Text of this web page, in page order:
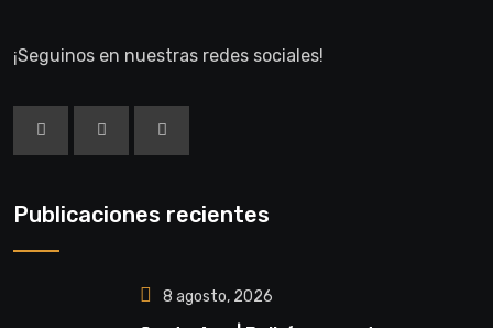
¡Seguinos en nuestras redes sociales!
Publicaciones recientes
8 agosto, 2026